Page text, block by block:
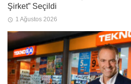
Şirket” Seçildi
1 Ağustos 2026